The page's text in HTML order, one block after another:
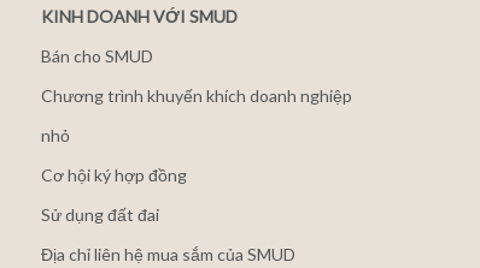
KINH DOANH VỚI SMUD
Bán cho SMUD
Chương trình khuyến khích doanh nghiệp
nhỏ
Cơ hội ký hợp đồng
Sử dụng đất đai
Địa chỉ liên hệ mua sắm của SMUD